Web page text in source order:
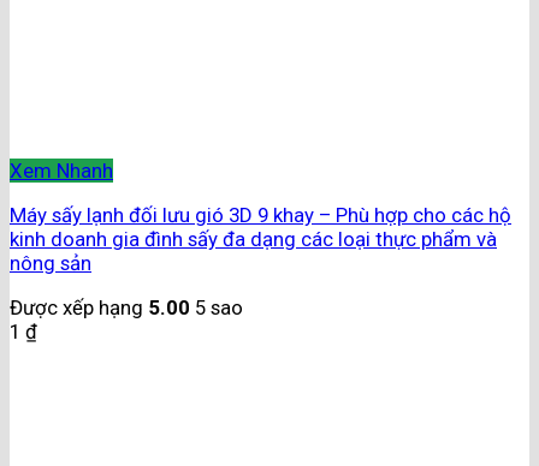
Xem Nhanh
Máy sấy lạnh đối lưu gió 3D 9 khay – Phù hợp cho các hộ
kinh doanh gia đình sấy đa dạng các loại thực phẩm và
nông sản
Được xếp hạng 5.00 5 sao
1 ₫